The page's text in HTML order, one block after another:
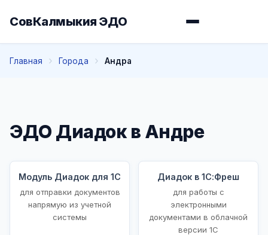
СовКалмыкия ЭДО
Главная Города Андра
ЭДО Диадок в Андре
Модуль Диадок для 1С
для отправки документов
напрямую из учетной
системы
Диадок в 1С:Фреш
для работы с
электронными
документами в облачной
версии 1С